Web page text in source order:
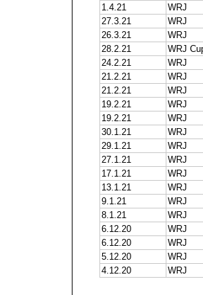
1.4.21
WRJ
27.3.21
WRJ
26.3.21
WRJ
28.2.21
WRJ
24.2.21
WRJ
21.2.21
WRJ
21.2.21
WRJ
19.2.21
WRJ
19.2.21
WRJ
30.1.21
WRJ
29.1.21
WRJ
27.1.21
WRJ
17.1.21
WRJ
13.1.21
WRJ
9.1.21
WRJ
8.1.21
WRJ
6.12.20
WRJ
6.12.20
WRJ
5.12.20
WRJ
4.12.20
WRJ